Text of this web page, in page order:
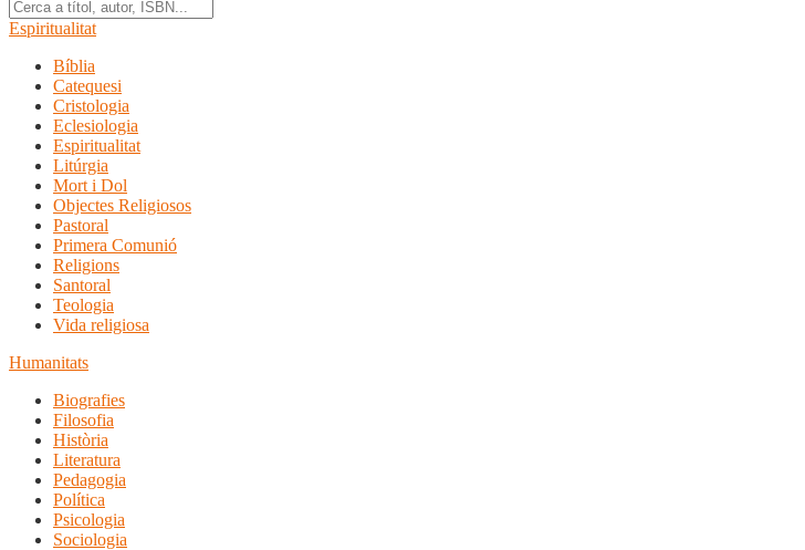
Espiritualitat
Bíblia
Catequesi
Cristologia
Eclesiologia
Espiritualitat
Litúrgia
Mort i Dol
Objectes Religiosos
Pastoral
Primera Comunió
Religions
Santoral
Teologia
Vida religiosa
Humanitats
Biografies
Filosofia
Història
Literatura
Pedagogia
Política
Psicologia
Sociologia